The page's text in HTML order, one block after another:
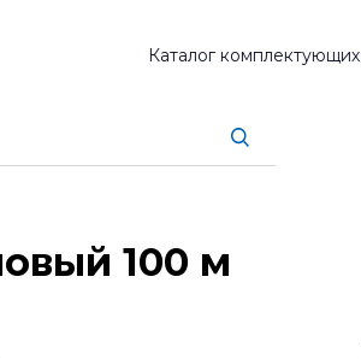
Каталог комплектующих
100 м